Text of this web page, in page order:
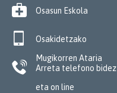
 Osasun Eskola

Osakidetzako
Mugikorren Ataria

Arreta telefono bidez
eta on line